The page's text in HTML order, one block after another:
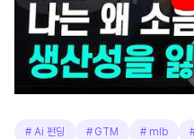
# Ai 펀딩 # GTM # mlb